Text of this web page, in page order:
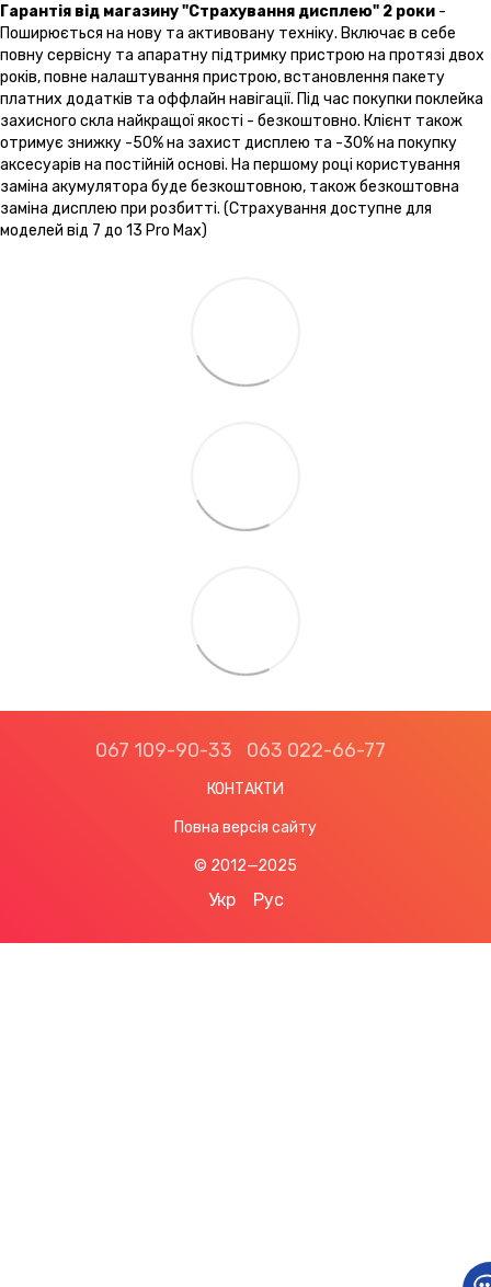
Гарантія від магазину "Страхування дисплею" 2 роки -
Поширюється на нову та активовану техніку. Включає в себе
повну сервісну та апаратну підтримку пристрою на протязі двох
років, повне налаштування пристрою, встановлення пакету
платних додатків та оффлайн навігації. Під час покупки поклейка
захисного скла найкращої якості - безкоштовно. Клієнт також
отримує знижку -50% на захист дисплею та -30% на покупку
аксесуарів на постійній основі. На першому році користування
заміна акумулятора буде безкоштовною, також безкоштовна
заміна дисплею при розбитті. (Страхування доступне для
моделей від 7 до 13 Pro Max)
067 109-90-33 063 022-66-77
КОНТАКТИ
Повна версія сайту
© 2012—2025
Укр Рус